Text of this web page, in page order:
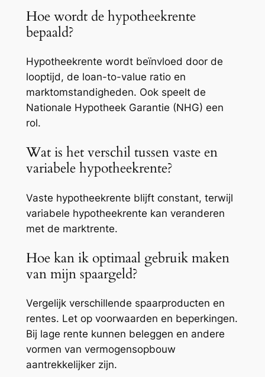
Hoe wordt de hypotheekrente
bepaald?
Hypotheekrente wordt beïnvloed door de
looptijd, de loan-to-value ratio en
marktomstandigheden. Ook speelt de
Nationale Hypotheek Garantie (NHG) een
rol.
Wat is het verschil tussen vaste en
variabele hypotheekrente?
Vaste hypotheekrente blijft constant, terwijl
variabele hypotheekrente kan veranderen
met de marktrente.
Hoe kan ik optimaal gebruik maken
van mijn spaargeld?
Vergelijk verschillende spaarproducten en
rentes. Let op voorwaarden en beperkingen.
Bij lage rente kunnen beleggen en andere
vormen van vermogensopbouw
aantrekkelijker zijn.